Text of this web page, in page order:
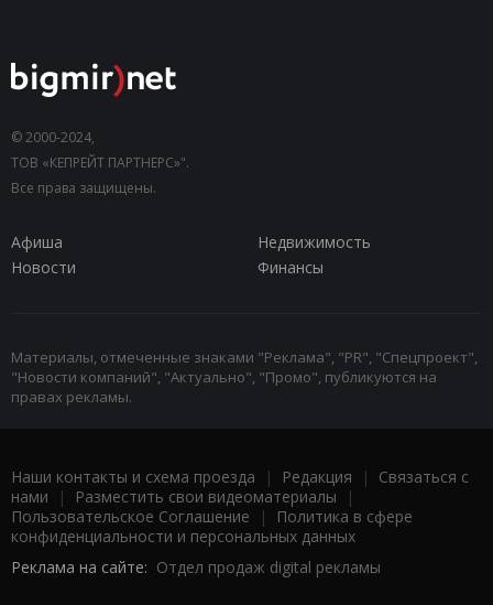
© 2000-2024,
ТОВ «КЕПРЕЙТ ПАРТНЕРС»".
Все права защищены.
Афиша
Недвижимость
Новости
Финансы
Материалы, отмеченные знаками "Реклама", "PR", "Спецпроект",
"Новости компаний", "Актуально", "Промо", публикуются на
правах рекламы.
Наши контакты и схема проезда | Редакция | Связаться с
нами | Разместить свои видеоматериалы |
Пользовательское Соглашение |
Политика в сфере
конфиденциальности и персональных данных
Реклама на сайте: Отдел продаж digital рекламы